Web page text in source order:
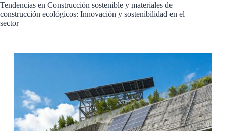
Tendencias en Construcción sostenible y materiales de
construcción ecológicos: Innovación y sostenibilidad en el
sector